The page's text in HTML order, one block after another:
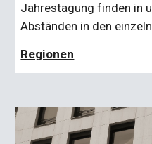
Jahrestagung finden in
Abständen in den
Regionen